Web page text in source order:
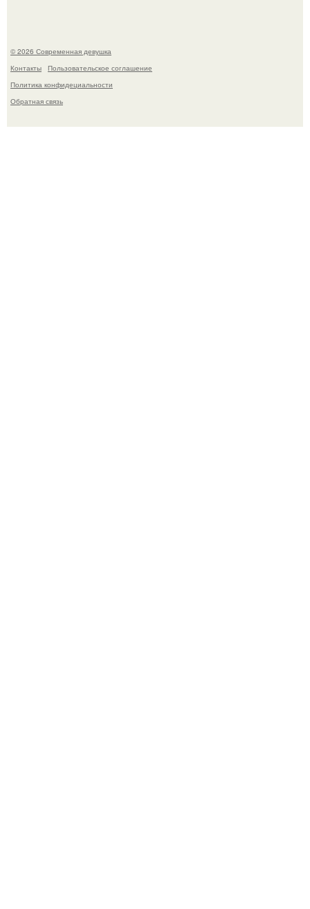
© 2026 Современная девушка
Контакты
Пользовательское соглашение
Политика конфидециальности
Обратная связь